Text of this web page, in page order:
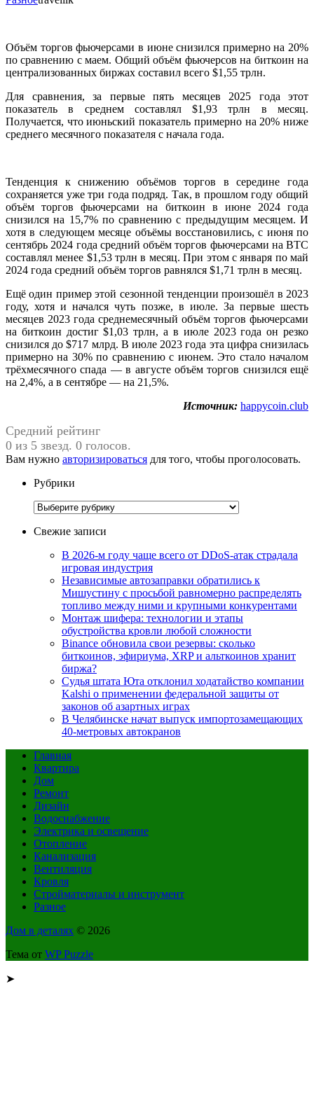
Объём торгов фьючерсами в июне снизился примерно на 20%
по сравнению с маем. Общий объём фьючерсов на биткоин на
централизованных биржах составил всего $1,55 трлн.
Для сравнения, за первые пять месяцев 2025 года этот
показатель в среднем составлял $1,93 трлн в месяц.
Получается, что июньский показатель примерно на 20% ниже
среднего месячного показателя с начала года.
Тенденция к снижению объёмов торгов в середине года
сохраняется уже три года подряд. Так, в прошлом году общий
объём торгов фьючерсами на биткоин в июне 2024 года
снизился на 15,7% по сравнению с предыдущим месяцем. И
хотя в следующем месяце объёмы восстановились, с июня по
сентябрь 2024 года средний объём торгов фьючерсами на BTC
составлял менее $1,53 трлн в месяц. При этом с января по май
2024 года средний объём торгов равнялся $1,71 трлн в месяц.
Ещё один пример этой сезонной тенденции произошёл в 2023
году, хотя и начался чуть позже, в июле. За первые шесть
месяцев 2023 года среднемесячный объём торгов фьючерсами
на биткоин достиг $1,03 трлн, а в июле 2023 года он резко
снизился до $717 млрд. В июле 2023 года эта цифра снизилась
примерно на 30% по сравнению с июнем. Это стало началом
трёхмесячного спада — в августе объём торгов снизился ещё
на 2,4%, а в сентябре — на 21,5%.
Источник: happycoin.club
Средний рейтинг
0 из 5 звезд. 0 голосов.
Вам нужно авторизироваться для того, чтобы проголосовать.
Рубрики
Рубрики
Свежие записи
В 2026-м году чаще всего от DDoS-атак страдала
игровая индустрия
Независимые автозаправки обратились к
Мишустину с просьбой равномерно распределять
топливо между ними и крупными конкурентами
Монтаж шифера: технологии и этапы
обустройства кровли любой сложности
Binance обновила свои резервы: сколько
биткоинов, эфириума, XRP и альткоинов хранит
биржа?
Судья штата Юта отклонил ходатайство компании
Kalshi о применении федеральной защиты от
законов об азартных играх
В Челябинске начат выпуск импортозамещающих
40-метровых автокранов
Главная
Квартира
Дом
Ремонт
Дизайн
Водоснабжение
Электрика и освещение
Отопление
Канализация
Вентиляция
Кровля
Стройматериалы и инструмент
Разное
Дом в деталях © 2026
Тема от WP Puzzle
➤